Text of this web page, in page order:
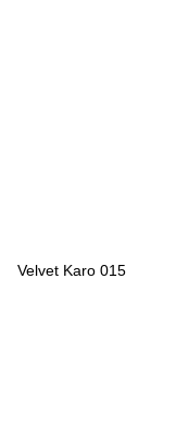
Velvet Karo 015